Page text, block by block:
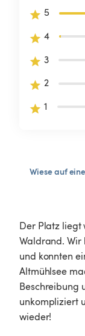
5
4
3
2
1
Wieseauf
Der Platz liegt
Waldrand.
und konnten
Altmühlsee
Beschreibung
unkompliziert
wieder!